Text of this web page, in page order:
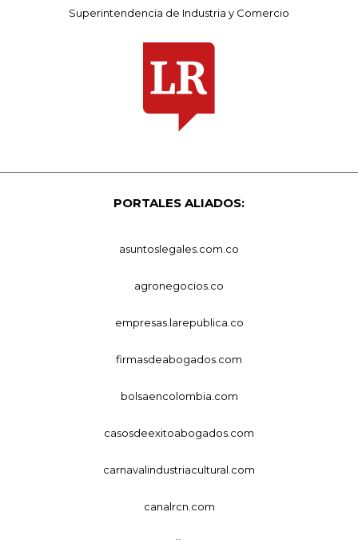
Superintendencia de Industria y Comercio
PORTALES ALIADOS:
asuntoslegales.com.co
agronegocios.co
empresas.larepublica.co
firmasdeabogados.com
bolsaencolombia.com
casosdeexitoabogados.com
carnavalindustriacultural.com
canalrcn.com